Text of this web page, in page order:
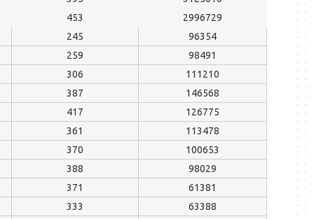
453
2996729
245
96354
259
98491
306
111210
387
146568
417
126775
361
113478
370
100653
388
98029
371
61381
333
63388